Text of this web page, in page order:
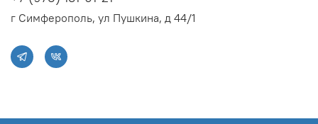
г Симферополь, ул Пушкина, д 44/1